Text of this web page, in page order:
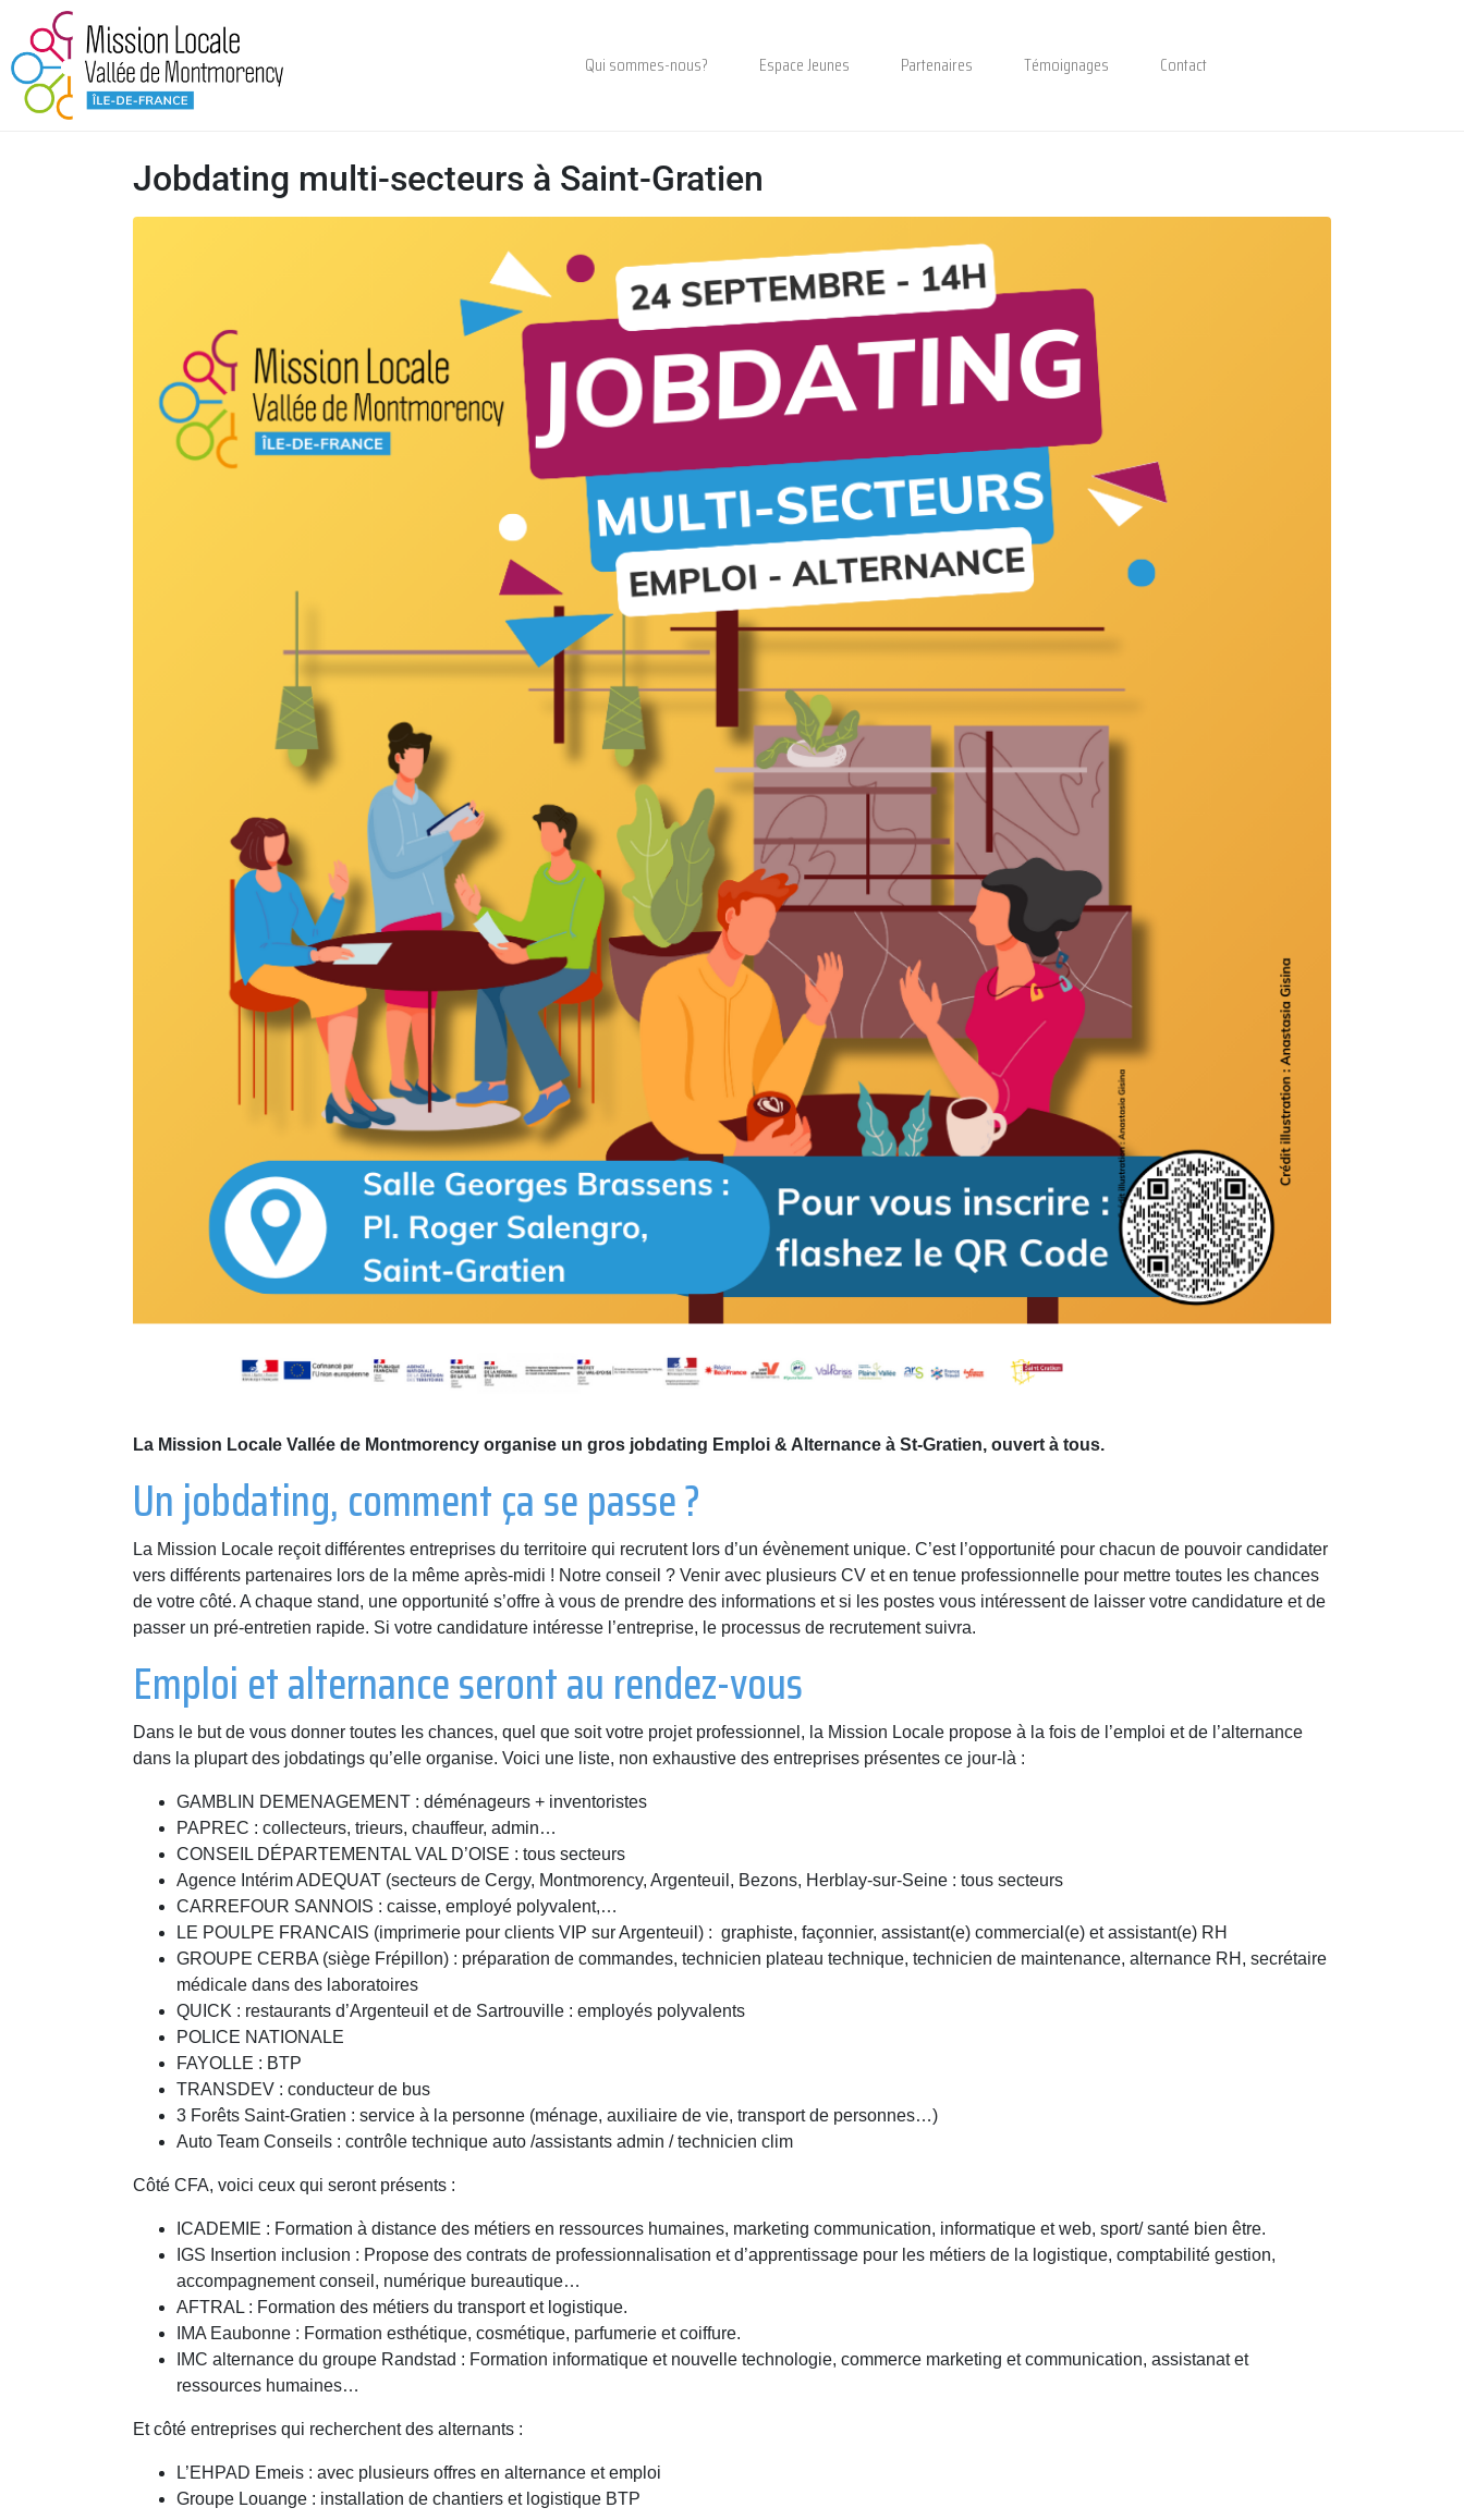
Qui sommes-nous? Espace Jeunes Partenaires Témoignages Contact
Jobdating multi-secteurs à Saint-Gratien
La Mission Locale Vallée de Montmorency organise un gros jobdating Emploi & Alternance à St-Gratien, ouvert à tous.
Un jobdating, comment ça se passe ?
La Mission Locale reçoit différentes entreprises du territoire qui recrutent lors d’un évènement unique. C’est l’opportunité pour chacun de pouvoir candidater
vers différents partenaires lors de la même après-midi ! Notre conseil ? Venir avec plusieurs CV et en tenue professionnelle pour mettre toutes les chances
de votre côté. A chaque stand, une opportunité s’offre à vous de prendre des informations et si les postes vous intéressent de laisser votre candidature et de
passer un pré-entretien rapide. Si votre candidature intéresse l’entreprise, le processus de recrutement suivra.
Emploi et alternance seront au rendez-vous
Dans le but de vous donner toutes les chances, quel que soit votre projet professionnel, la Mission Locale propose à la fois de l’emploi et de l’alternance
dans la plupart des jobdatings qu’elle organise. Voici une liste, non exhaustive des entreprises présentes ce jour-là :
GAMBLIN DEMENAGEMENT : déménageurs + inventoristes
PAPREC : collecteurs, trieurs, chauffeur, admin…
CONSEIL DÉPARTEMENTAL VAL D’OISE : tous secteurs
Agence Intérim ADEQUAT (secteurs de Cergy, Montmorency, Argenteuil, Bezons, Herblay-sur-Seine : tous secteurs
CARREFOUR SANNOIS : caisse, employé polyvalent,…
LE POULPE FRANCAIS (imprimerie pour clients VIP sur Argenteuil) : graphiste, façonnier, assistant(e) commercial(e) et assistant(e) RH
GROUPE CERBA (siège Frépillon) : préparation de commandes, technicien plateau technique, technicien de maintenance, alternance RH, secrétaire
médicale dans des laboratoires
QUICK : restaurants d’Argenteuil et de Sartrouville : employés polyvalents
POLICE NATIONALE
FAYOLLE : BTP
TRANSDEV : conducteur de bus
3 Forêts Saint-Gratien : service à la personne (ménage, auxiliaire de vie, transport de personnes…)
Auto Team Conseils : contrôle technique auto /assistants admin / technicien clim
Côté CFA, voici ceux qui seront présents :
ICADEMIE : Formation à distance des métiers en ressources humaines, marketing communication, informatique et web, sport/ santé bien être.
IGS Insertion inclusion : Propose des contrats de professionnalisation et d’apprentissage pour les métiers de la logistique, comptabilité gestion,
accompagnement conseil, numérique bureautique…
AFTRAL : Formation des métiers du transport et logistique.
IMA Eaubonne : Formation esthétique, cosmétique, parfumerie et coiffure.
IMC alternance du groupe Randstad : Formation informatique et nouvelle technologie, commerce marketing et communication, assistanat et
ressources humaines…
Et côté entreprises qui recherchent des alternants :
L’EHPAD Emeis : avec plusieurs offres en alternance et emploi
Groupe Louange : installation de chantiers et logistique BTP